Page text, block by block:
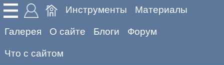
Инструменты Материалы
Галерея О сайте Блоги Форум
Что с сайтом